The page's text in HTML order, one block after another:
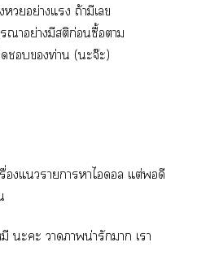
อย่างแ ถ้ามีเ
ณาอย่างมีสติก่อนซื้อา
ท่าน (ะจ๊ะ)
องแาาาไดอล แต่ดี
ะะ าาน่ารักา เา